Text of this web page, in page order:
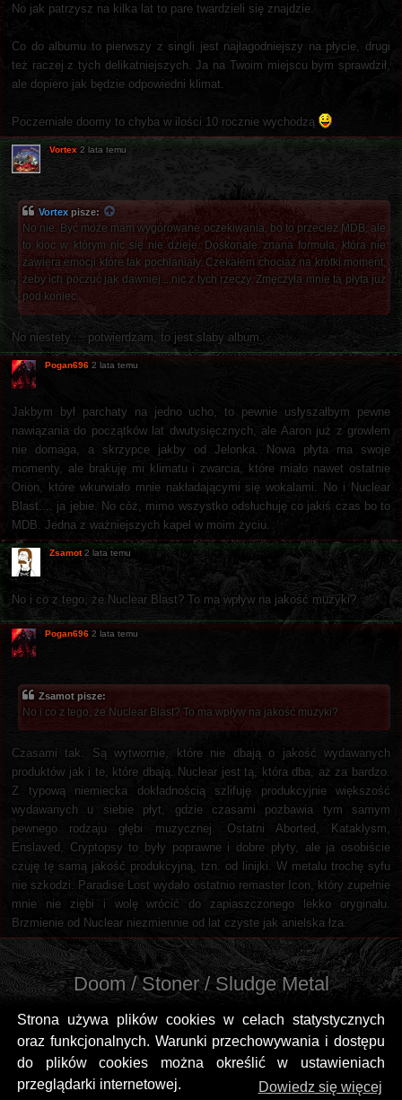
Strona używa plików cookies w celach statystycznych
oraz funkcjonalnych. Warunki przechowywania i dostępu
do plików cookies można określić w ustawieniach
przeglądarki internetowej.
Dowiedz się więcej
No jak patrzysz na kilka lat to pare twardzieli się znajdzie.
Co do albumu to pierwszy z singli jest najłagodniejszy na płycie, drugi
też raczej z tych delikatniejszych. Ja na Twoim miejscu bym sprawdził,
ale dopiero jak będzie odpowiedni klimat.
Poczerniałe doomy to chyba w ilości 10 rocznie wychodzą
Vortex 2 lata temu
Vortexpisze:
No nie. Być może mam wygórowane oczekiwania, bo to przecież MDB, ale
to kloc w którym nic się nie dzieje. Doskonale znana formuła, która nie
zawiera emocji które tak pochłaniały. Czekałem chociaż na krótki moment,
żeby ich poczuć jak dawniej....nic z tych rzeczy. Zmęczyła mnie ta płyta już
pod koniec.
No niestety.... potwierdzam, to jest slaby album.
Pogan696 2 lata temu
Jakbym był parchaty na jedno ucho, to pewnie usłyszałbym pewne
nawiązania do początków lat dwutysięcznych, ale Aaron już z growlem
nie domaga, a skrzypce jakby od Jelonka. Nowa płyta ma swoje
momenty, ale brakuję mi klimatu i zwarcia, które miało nawet ostatnie
Orion, które wkurwiało mnie nakładającymi się wokalami. No i Nuclear
Blast.... ja jebie. No cóż, mimo wszystko odsłuchuję co jakiś czas bo to
MDB. Jedna z ważniejszych kapel w moim życiu.
Zsamot 2 lata temu
No i co z tego, że Nuclear Blast? To ma wpływ na jakość muzyki?
Pogan696 2 lata temu
Zsamot pisze:
No i co z tego, że Nuclear Blast? To ma wpływ na jakość muzyki?
Czasami tak. Są wytwornie, które nie dbają o jakość wydawanych
produktów jak i te, które dbają. Nuclear jest tą, która dba, aż za bardzo.
Z typową niemiecka dokładnością szlifuję produkcyjnie większość
wydawanych u siebie płyt, gdzie czasami pozbawia tym samym
pewnego rodzaju głębi muzycznej. Ostatni Aborted, Kataklysm,
Enslaved, Cryptopsy to były poprawne i dobre płyty, ale ja osobiście
czuję tę samą jakość produkcyjną, tzn. od linijki. W metalu trochę syfu
nie szkodzi. Paradise Lost wydało ostatnio remaster Icon, który zupełnie
mnie nie ziębi i wolę wrócić do zapiaszczonego lekko oryginału.
Brzmienie od Nuclear niezmiennie od lat czyste jak anielska łza.
Doom / Stoner / Sludge Metal